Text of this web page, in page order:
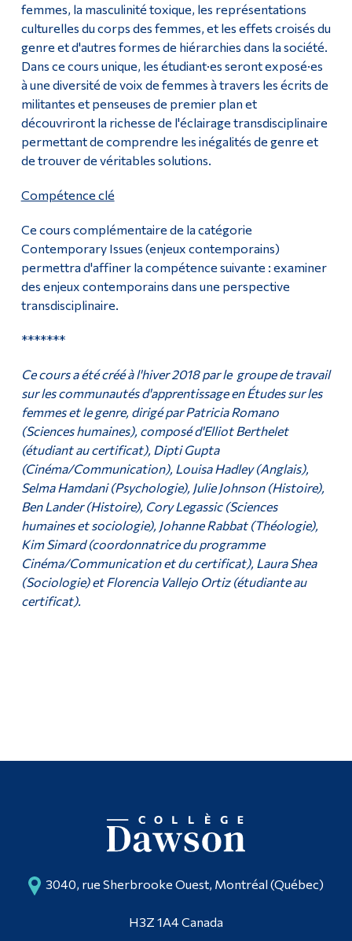
femmes, la masculinité toxique, les représentations
culturelles du corps des femmes, et les effets croisés du
genre et d'autres formes de hiérarchies dans la société.
Dans ce cours unique, les étudiant·es seront exposé·es
à une diversité de voix de femmes à travers les écrits de
militantes et penseuses de premier plan et
découvriront la richesse de l'éclairage transdisciplinaire
permettant de comprendre les inégalités de genre et
de trouver de véritables solutions.
Compétence clé
Ce cours complémentaire de la catégorie
Contemporary Issues (enjeux contemporains)
permettra d'affiner la compétence suivante : examiner
des enjeux contemporains dans une perspective
transdisciplinaire.
*******
Ce cours a été créé à l'hiver 2018 par le groupe de travail
sur les communautés d'apprentissage en Études sur les
femmes et le genre, dirigé par Patricia Romano
(Sciences humaines), composé d'Elliot Berthelet
(étudiant au certificat), Dipti Gupta
(Cinéma/Communication), Louisa Hadley (Anglais),
Selma Hamdani (Psychologie), Julie Johnson (Histoire),
Ben Lander (Histoire), Cory Legassic (Sciences
humaines et sociologie), Johanne Rabbat (Théologie),
Kim Simard (coordonnatrice du programme
Cinéma/Communication et du certificat), Laura Shea
(Sociologie) et Florencia Vallejo Ortiz (étudiante au
certificat).
3040, rue Sherbrooke Ouest, Montréal (Québec)
H3Z 1A4 Canada